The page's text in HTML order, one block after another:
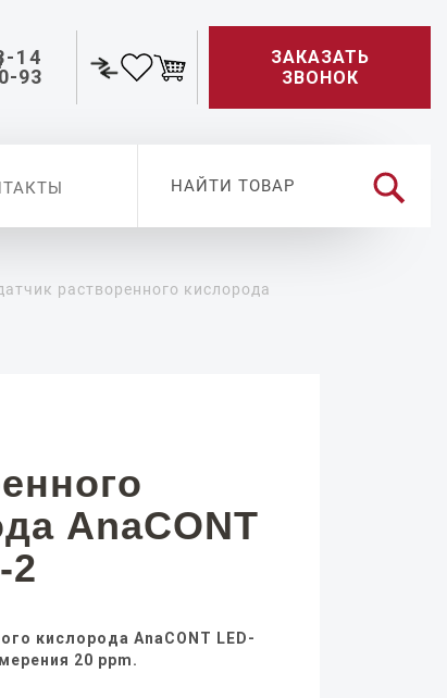
14
93
ЗАКАЗАТЬ
ЗВОНОК
растворенного кислорода
AnaCONT
2
кислорода AnaCONT LED-
20 ppm.